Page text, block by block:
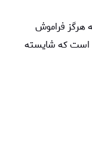
هرگز فراموش
است که شایسته